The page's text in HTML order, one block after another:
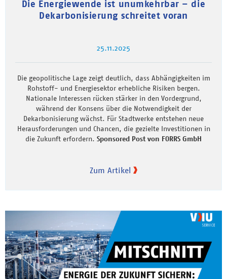
Die Energiewende ist unumkehrbar – die
Dekarbonisierung schreitet voran
25.11.2025
Die geopolitische Lage zeigt deutlich, dass Abhängigkeiten im
Rohstoff- und Energiesektor erhebliche Risiken bergen.
Nationale Interessen rücken stärker in den Vordergrund,
während der Konsens über die Notwendigkeit der
Dekarbonisierung wächst. Für Stadtwerke entstehen neue
Herausforderungen und Chancen, die gezielte Investitionen in
die Zukunft erfordern. Sponsored Post von FORRS GmbH
Zum Artikel